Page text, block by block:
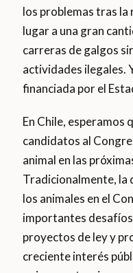
los problemas tras la
lugar a una gran
carreras de galgos
actividades ilegales.
financiada por el
En Chile, esperamos
candidatos al
animal en las
Tradicionalmente, la
los animales en el
importantes
proyectos de ley y
creciente interés